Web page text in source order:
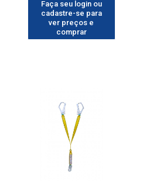
Faça seu login ou
cadastre-se para
ver preços e
comprar